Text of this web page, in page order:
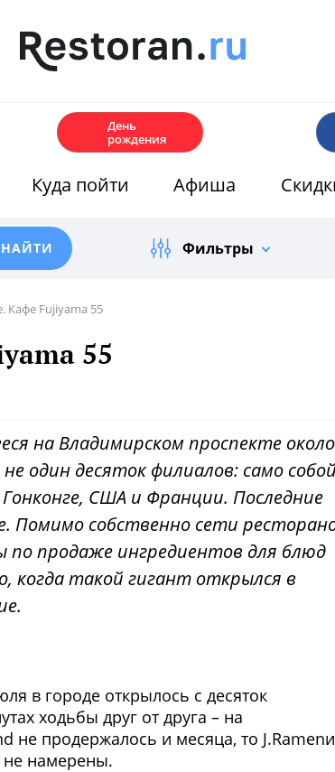
День
рождения
Куда пойти Афиша
Фильтры
Кафе Fujiyama 55
55
на Владимирском проспекте около
один десяток филиалов: само
США и Франции. Последние
Помимо собственно сети
по продаже ингредиентов для блюд
когда такой гигант открылся в
в городе открылось с десяток
ходьбы друг от друга – на
не продержалось и месяца, то J.Ramenи
не намерены.